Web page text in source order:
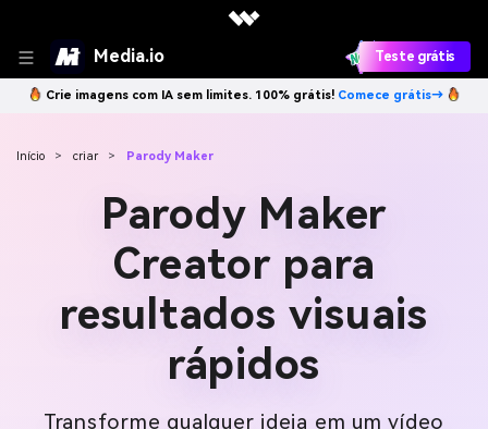
Media.io Teste grátis
Crie imagens com IA sem limites. 100% grátis! Comece grátis→
Início > criar > Parody Maker
Parody Maker
Creator para
resultados visuais
rápidos
Transforme qualquer ideia em um vídeo